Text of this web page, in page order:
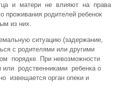
и матери не влияют на права
родителей ребенок
из них.
ситуацию (задержание,
с родителями или другими
порядке. При невозможности
или родственниками ребенка о
извещается орган опеки и